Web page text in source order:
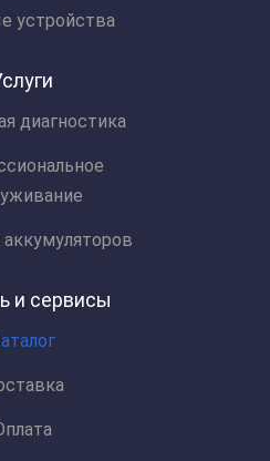
устройства
диагностика
и сервисы